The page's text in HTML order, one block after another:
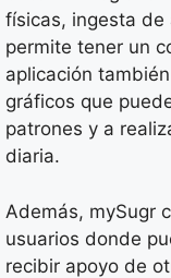
físicas, ingesta de
permite tener un
aplicación
gráficos que
patrones y a
diaria.
Además, mySugr
usuarios donde
recibir apoyo de